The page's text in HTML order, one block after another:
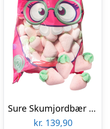
Sure Skumjordbær Økonomipakke – 900 g
kr. 139,90